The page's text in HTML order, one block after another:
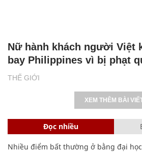
THẾ GIỚI
Nữ hành khách người Việt
bay Philippines vì bị phạt
XEM THÊM BÀI
Đọc nhiều
Nhiều điểm bất thường ở bằng đại